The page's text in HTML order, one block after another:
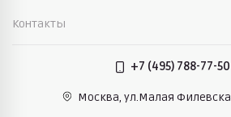
Контакты
+7 (495) 788-77-50
Москва, ул.Малая